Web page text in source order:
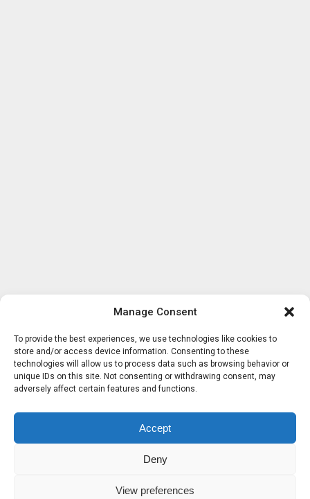
Manage Consent
To provide the best experiences, we use technologies like cookies to
store and/or access device information. Consenting to these
technologies will allow us to process data such as browsing behavior or
unique IDs on this site. Not consenting or withdrawing consent, may
adversely affect certain features and functions.
Accept
Deny
View preferences